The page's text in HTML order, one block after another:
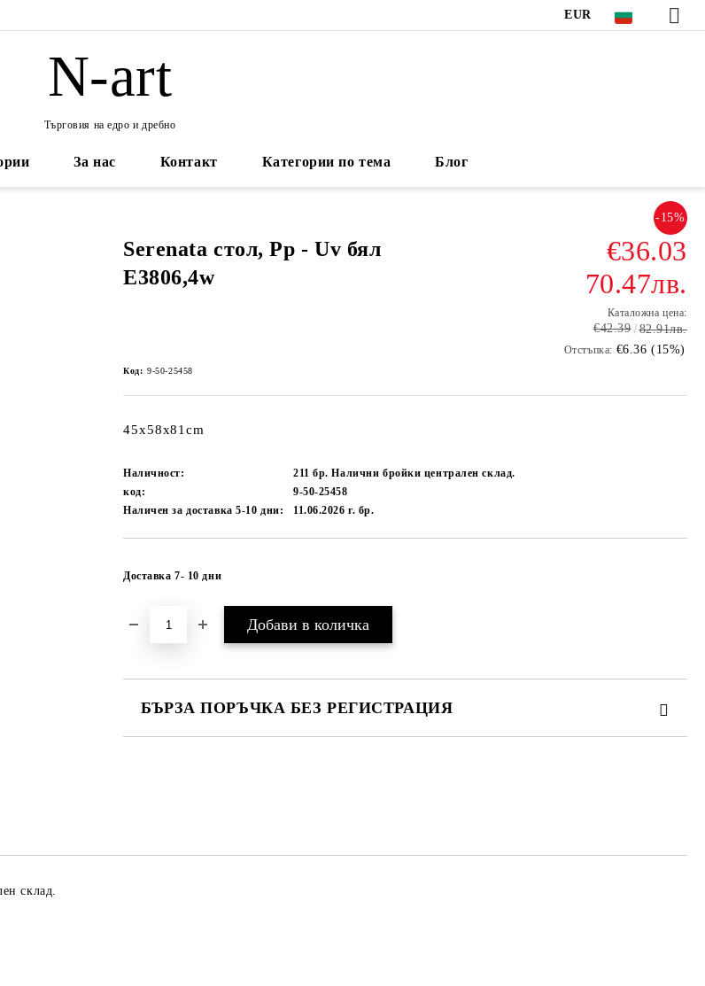
EUR
N-art
Търговия на едро и дребно
За нас Контакт Категории по тема Блог
Serenata стол, Pp - Uv бял
Ε3806,4w
-15%
€36.03
70.47лв.
Каталожна цена:
€42.39 82.91лв.
Отстъпка: €6.36 (15%)
Код: 9-50-25458
45x58x81cm
Наличност:
211 бр. Налични бройки централен склад.
код:
9-50-25458
Наличен за доставка 5-10 дни:
11.06.2026 г. бр.
Доставка 7- 10 дни
БЪРЗА ПОРЪЧКА БЕЗ РЕГИСТРАЦИЯ
склад.